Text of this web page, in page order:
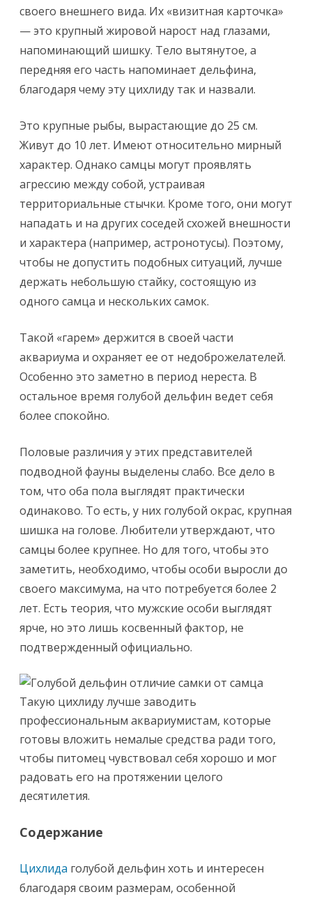
своего внешнего вида. Их «визитная карточка»
— это крупный жировой нарост над глазами,
напоминающий шишку. Тело вытянутое, а
передняя его часть напоминает дельфина,
благодаря чему эту цихлиду так и назвали.
Это крупные рыбы, вырастающие до 25 см.
Живут до 10 лет. Имеют относительно мирный
характер. Однако самцы могут проявлять
агрессию между собой, устраивая
территориальные стычки. Кроме того, они могут
нападать и на других соседей схожей внешности
и характера (например, астронотусы). Поэтому,
чтобы не допустить подобных ситуаций, лучше
держать небольшую стайку, состоящую из
одного самца и нескольких самок.
Такой «гарем» держится в своей части
аквариума и охраняет ее от недоброжелателей.
Особенно это заметно в период нереста. В
остальное время голубой дельфин ведет себя
более спокойно.
Половые различия у этих представителей
подводной фауны выделены слабо. Все дело в
том, что оба пола выглядят практически
одинаково. То есть, у них голубой окрас, крупная
шишка на голове. Любители утверждают, что
самцы более крупнее. Но для того, чтобы это
заметить, необходимо, чтобы особи выросли до
своего максимума, на что потребуется более 2
лет. Есть теория, что мужские особи выглядят
ярче, но это лишь косвенный фактор, не
подтвержденный официально.
Такую цихлиду лучше заводить
профессиональным аквариумистам, которые
готовы вложить немалые средства ради того,
чтобы питомец чувствовал себя хорошо и мог
радовать его на протяжении целого
десятилетия.
Содержание
Цихлида голубой дельфин хоть и интересен
благодаря своим размерам, особенной